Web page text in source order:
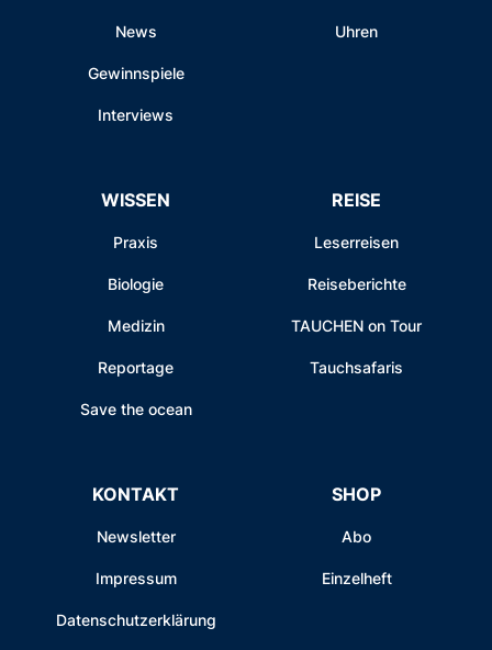
News
Gewinnspiele
Interviews
Uhren
WISSEN
Praxis
Biologie
Medizin
Reportage
Save the ocean
REISE
Leserreisen
Reiseberichte
TAUCHEN on Tour
Tauchsafaris
KONTAKT
Newsletter
Impressum
Datenschutzerklärung
SHOP
Abo
Einzelheft